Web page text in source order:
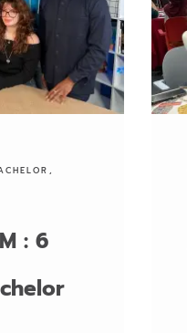
,
: 6